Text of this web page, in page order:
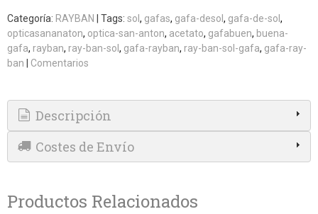
Categoría: RAYBAN Tags: sol gafas gafa-desol
gafa-de-sol
opticasananaton optica-san-anton acetato gafabuen buena-
gafa rayban ray-ban-sol gafa-rayban ray-ban-sol-gafa gafa-ray-
ban
Comentarios
Descripción
Costes de Envío
Productos Relacionados